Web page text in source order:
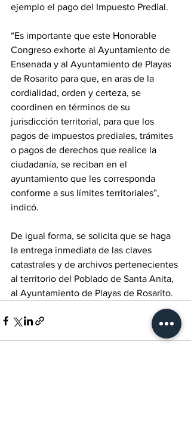
ejemplo el pago del Impuesto Predial.
“Es importante que este Honorable
Congreso exhorte al Ayuntamiento de
Ensenada y al Ayuntamiento de Playas
de Rosarito para que, en aras de la
cordialidad, orden y certeza, se
coordinen en términos de su
jurisdicción territorial, para que los
pagos de impuestos prediales, trámites
o pagos de derechos que realice la
ciudadanía, se reciban en el
ayuntamiento que les corresponda
conforme a sus límites territoriales”,
indicó.
De igual forma, se solicita que se haga
la entrega inmediata de las claves
catastrales y de archivos pertenecientes
al territorio del Poblado de Santa Anita,
al Ayuntamiento de Playas de Rosarito.